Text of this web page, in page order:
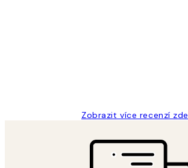
Zobrazit více recenzí zde